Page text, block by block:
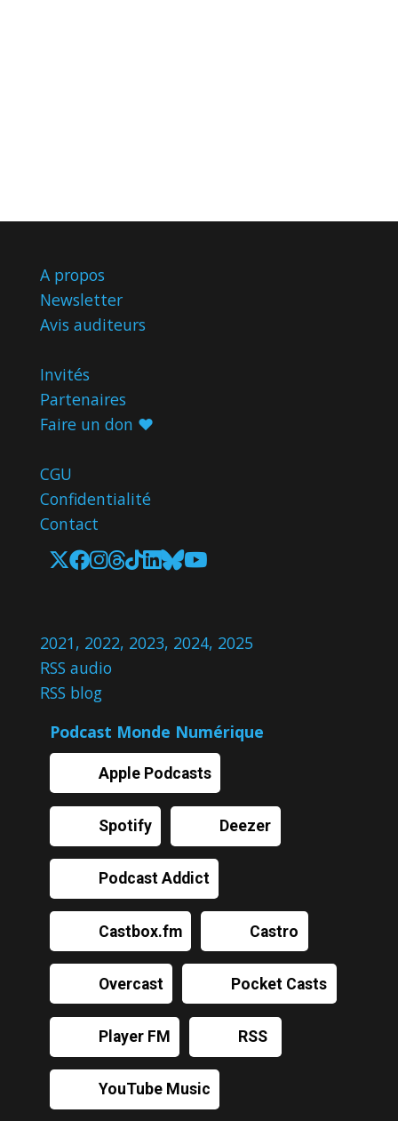
A propos
Newsletter
Avis auditeurs
Invités
Partenaires
Faire un don ♥️
CGU
Confidentialité
Contact
2021, 2022, 2023, 2024, 2025
RSS audio
RSS blog
Podcast Monde Numérique
Apple Podcasts
Spotify Deezer
Podcast Addict
Castbox.fm Castro
Overcast Pocket Casts
Player FM RSS
YouTube Music